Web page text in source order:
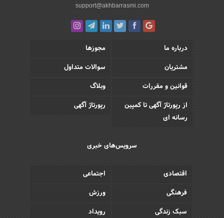
support@akhbarrasmi.com
درباره ما
مجوزها
مشتریان
سوالات متداول
قوانین و مقررات
وبلاگ
از رپورتاژ آگهی تا کمپین
رسانه ای
رپورتاژ آگهی
سرویس‌های خبری
اقتصادی
اجتماعی
فرهنگی
ورزش
سبک زندگی
رویداد